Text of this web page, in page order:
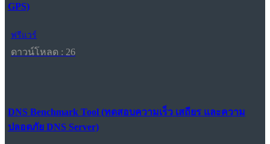
GPS)
ฟรีแวร์
ดาวน์โหลด : 26
DNS Benchmark Tool (ทดสอบความเร็ว เสถียร และความ
ปลอดภัย DNS Server)